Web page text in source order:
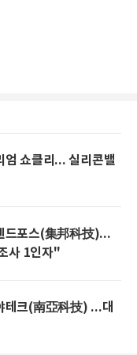
쇼클리... 실리콘밸
드포스(集邦科技)...
사 1인자"
테크(南亞科技) ...대